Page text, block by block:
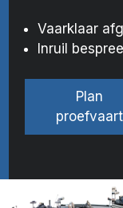
Vaarklaar
Inruil
Plan
proefvaart